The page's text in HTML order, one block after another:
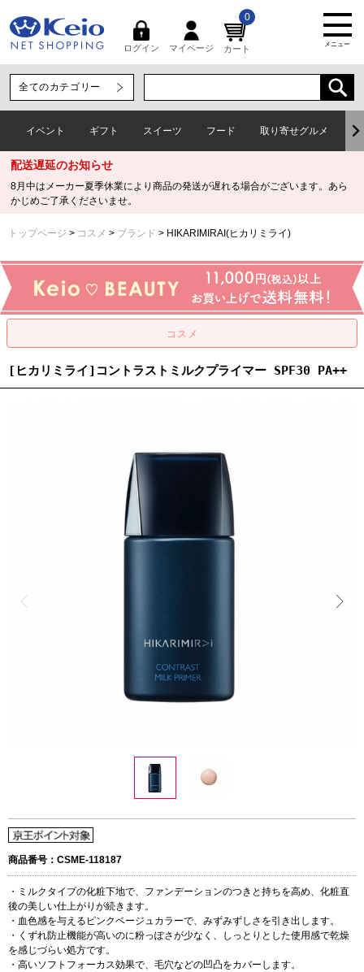
ログイン マイページ カート
0
メニュー
イベント ギフト スイーツ フード 取り寄せグルメ
配送遅延のお知らせ
8月中はメーカー夏季休業により商品の発送が遅れる場合がございます。あら
かじめご了承くださいませ。
トップページ コスメ ブランド HIKARIMIRAI(ヒカリミライ)
[ヒカリミライ]コントラストミルクプライマー SPF30 PA++
商品番号：CSME-118187
・ミルクタイプの化粧下地で、ファンデーションのつきと持ちを高め、化粧直
後の美しい仕上がりが続きます。
・血色感を与えるピンクベージュカラーで、みずみずしさを引き出します。
・くずれ防止機能が高いのに粉っぽさが少なく、しっとりとした使用感で乾燥
を感じづらい処方です。
・高いソフトフォーカス効果で、毛穴などの凹凸をカバーします。